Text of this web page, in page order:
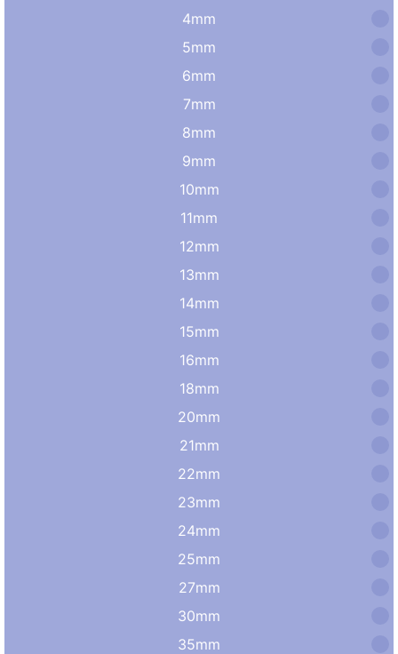
4mm
5mm
6mm
7mm
8mm
9mm
10mm
11mm
12mm
13mm
14mm
15mm
16mm
18mm
20mm
21mm
22mm
23mm
24mm
25mm
27mm
30mm
35mm